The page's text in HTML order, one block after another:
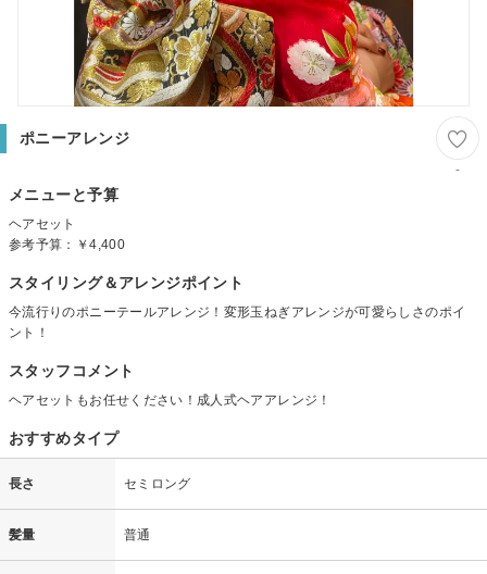
ポニーアレンジ
-
メニューと予算
ヘアセット
参考予算：
￥4,400
スタイリング＆アレンジポイント
今流行りのポニーテールアレンジ！変形玉ねぎアレンジが可愛らしさのポイ
ント！
スタッフコメント
ヘアセットもお任せください！成人式ヘアアレンジ！
おすすめタイプ
長さ セミロング
髪量 普通